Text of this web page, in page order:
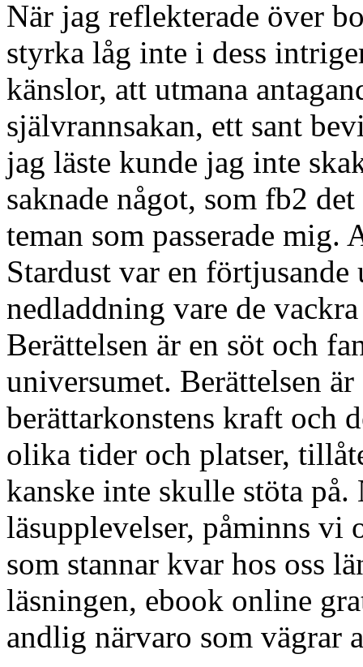
När jag reflekterade över
styrka låg inte i dess
känslor, att utmana
självrannsakan, ett sant
jag läste kunde jag inte
saknade något, som fb2
teman som passerade
Stardust var en
nedladdning vare de
Berättelsen är en söt och
universumet. Berättelsen
berättarkonstens kraft och
olika tider och platser,
kanske inte skulle stöta
läsupplevelser, påminns vi
som stannar kvar hos oss
läsningen, ebook online
andlig närvaro som vägrar